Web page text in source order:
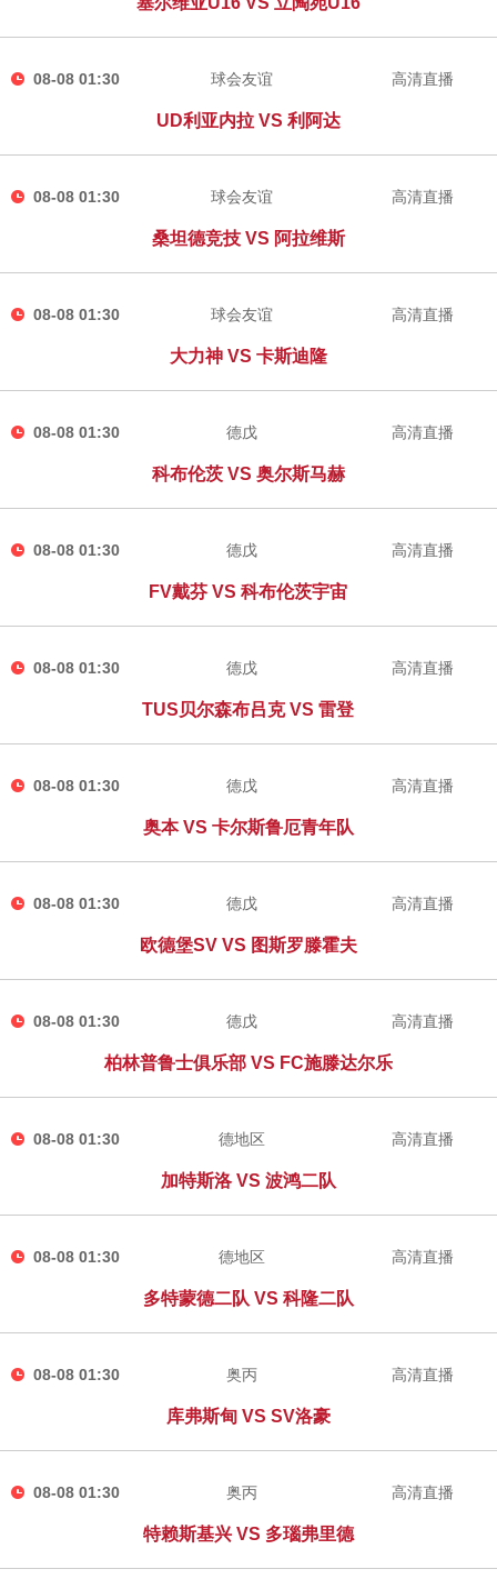
08-08 01:30 球会友谊
UD利亚内拉 VS 利阿达
高清直播
08-08 01:30 球会友谊
桑坦德竞技 VS 阿拉维斯
高清直播
08-08 01:30 球会友谊
大力神 VS 卡斯迪隆
高清直播
08-08 01:30 德戊
科布伦茨 VS 奥尔斯马赫
高清直播
08-08 01:30 德戊
FV戴芬 VS 科布伦茨宇宙
高清直播
08-08 01:30 德戊
TUS贝尔森布吕克 VS 雷登
高清直播
08-08 01:30 德戊
奥本 VS 卡尔斯鲁厄青年队
高清直播
08-08 01:30 德戊
欧德堡SV VS 图斯罗滕霍夫
高清直播
08-08 01:30 德戊
柏林普鲁士俱乐部 VS FC施滕达尔乐
高清直播
08-08 01:30 德地区
加特斯洛 VS 波鸿二队
高清直播
08-08 01:30 德地区
多特蒙德二队 VS 科隆二队
高清直播
08-08 01:30 奥丙
库弗斯甸 VS SV洛豪
高清直播
08-08 01:30 奥丙
特赖斯基兴 VS 多瑙弗里德
高清直播